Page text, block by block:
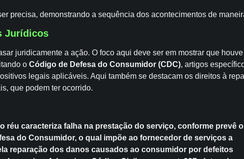
precisa, demonstrando a sequência dos acontecimentos de
Jurídicos
juridicamente a ação. O foco aqui deve ser em mostrar que
o Código de Defesa do Consumidor (CDC), artigos
legais aplicáveis. Aqui também se destacam os direitos à
que podem ter ocorrido.
réu caracteriza falha na prestação do serviço, conforme prevê
do Consumidor, o qual impõe ao fornecedor de serviços a
reparação dos danos causados ao consumidor por defeitos